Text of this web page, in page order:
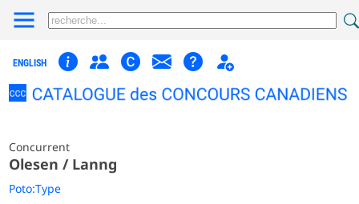
ENGLISH
Concurrent
Olesen / Lanng
Poto:Type